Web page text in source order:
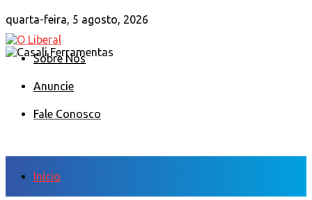
quarta-feira, 5 agosto, 2026
Sobre Nós
Anuncie
Fale Conosco
Início